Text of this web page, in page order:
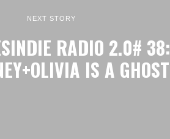
NEXT STORY
RADIO 2.0# 38:
IS A GHOST